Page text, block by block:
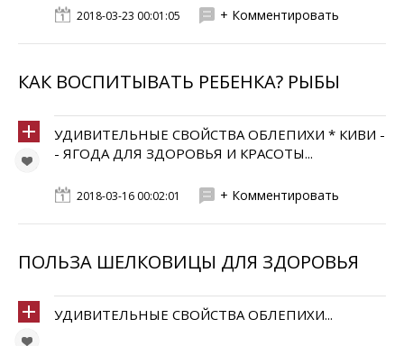
2018-03-23 00:01:05 + Комментировать
КАК ВОСПИТЫВАТЬ РЕБЕНКА? РЫБЫ
УДИВИТЕЛЬНЫЕ СВОЙСТВА ОБЛЕПИХИ * КИВИ -
- ЯГОДА ДЛЯ ЗДОРОВЬЯ И КРАСОТЫ...
2018-03-16 00:02:01 + Комментировать
ПОЛЬЗА ШЕЛКОВИЦЫ ДЛЯ ЗДОРОВЬЯ
УДИВИТЕЛЬНЫЕ СВОЙСТВА ОБЛЕПИХИ...